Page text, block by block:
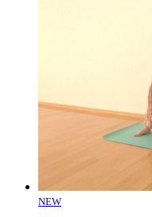
NEW